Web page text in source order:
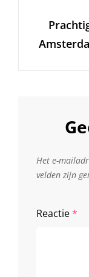
Bericht
Het e-
velden zijn
Reactie*